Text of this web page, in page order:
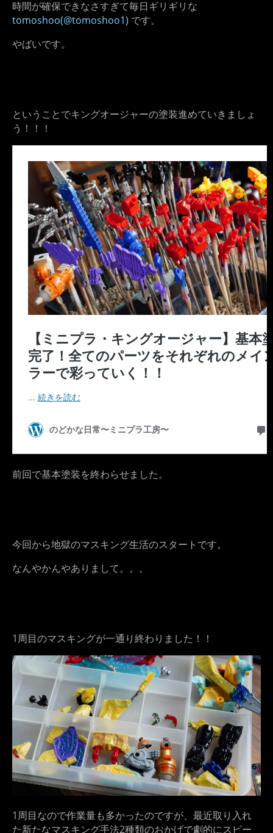
時間が確保できなさすぎて毎日ギリギリな
tomoshoo(@tomoshoo1) です。
やばいです。
ということでキングオージャーの塗装進めていきましょ
う！！！
前回で基本塗装を終わらせました。
今回から地獄のマスキング生活のスタートです。
なんやかんやありまして。。。
1周目のマスキングが一通り終わりました！！
1周目なので作業量も多かったのですが、最近取り入れ
た新たなマスキング手法2種類のおかげで劇的にスピー